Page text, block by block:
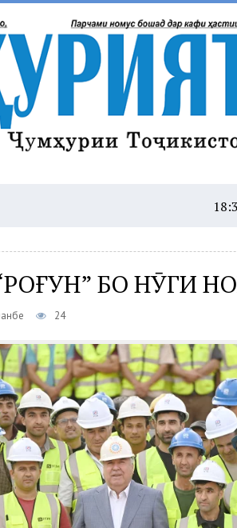
БО НӮГИ
24